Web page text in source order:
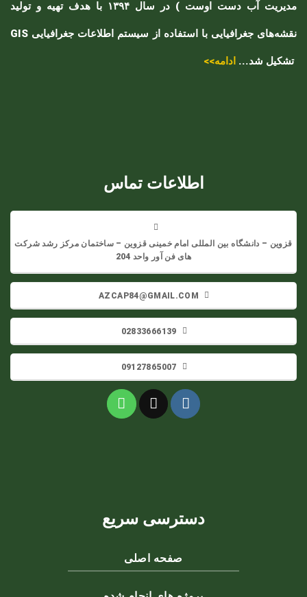
مدیریت آب دست اوست ) در سال ۱۳۹۴ با هدف تهیه و تولید
نقشه‌های جغرافیایی با استفاده از سیستم اطلاعات جغرافیایی GIS
تشکیل شد... ادامه>>
اطلاعات تماس
قزوین – دانشگاه بین المللی امام خمینی قزوین – ساختمان مرکز رشد شرکت
های فن آور واحد 204
AZCAP84@GMAIL.COM
02833666139
09127865007
دسترسی سریع
صفحه اصلی